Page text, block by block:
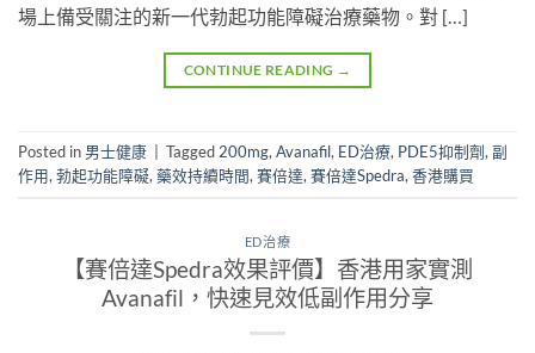
場上備受關注的新一代勃起功能障礙治療藥物。對 […]
CONTINUE READING →
Posted in 男士健康 Tagged200mg,Avanafil, ED治療, PDE5抑制劑,副
作用,勃起功能障礙,藥效持續時間,賽倍達,賽倍達Spedra,香港購買
ED治療
【賽倍達Spedra效果評價】香港用家實測
Avanafil，快速見效低副作用分享